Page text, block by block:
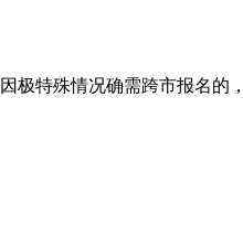
极特殊情况确需跨市报名的